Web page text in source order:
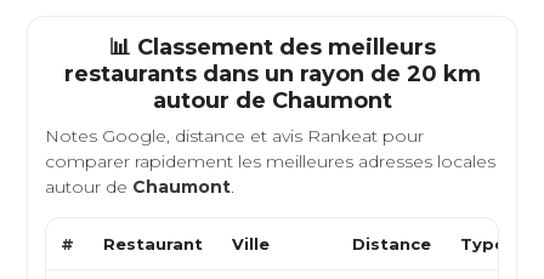
📊 Classement des meilleurs
restaurants dans un rayon de 20 km
autour de Chaumont
Notes Google, distance et avis Rankeat pour
comparer rapidement les meilleures adresses locales
autour de Chaumont.
# Restaurant Ville Distance Type de